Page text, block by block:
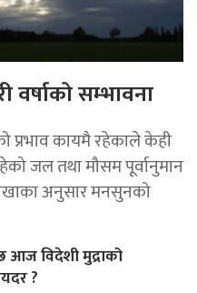
वर्षाको सम्भावना
प्रभाव कायमै रहेकाले केही
जल तथा मौसम पूर्वानुमान
अनुसार मनसुनको
आज विदेशी मुद्राको
?